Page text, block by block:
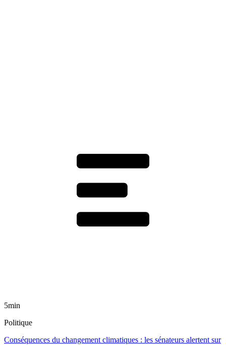
5min
Politique
Conséquences du changement climatiques : les sénateurs alertent sur